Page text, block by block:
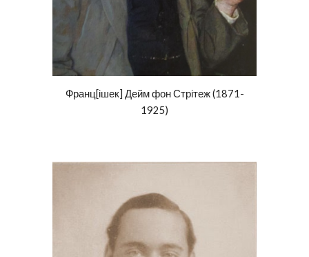
Франц[ішек] Дейм фон Стрітеж (1871-
1925)